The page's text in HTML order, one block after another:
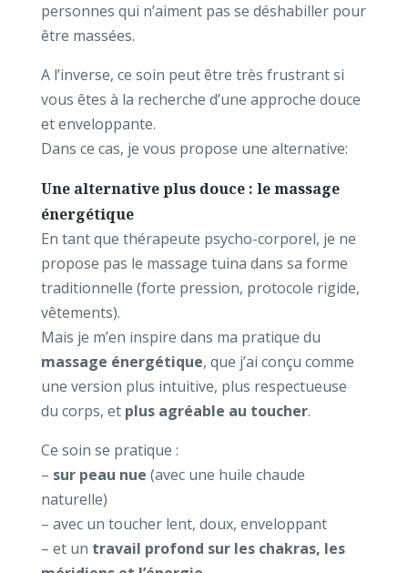
personnes qui n’aiment pas se déshabiller pour
être massées.
A l’inverse, ce soin peut être très frustrant si
vous êtes à la recherche d’une approche douce
et enveloppante.
Dans ce cas, je vous propose une alternative:
Une alternative plus douce : le massage
énergétique
En tant que thérapeute psycho-corporel, je ne
propose pas le massage tuina dans sa forme
traditionnelle (forte pression, protocole rigide,
vêtements).
Mais je m’en inspire dans ma pratique du
massage énergétique, que j’ai conçu comme
une version plus intuitive, plus respectueuse
du corps, et plus agréable au toucher.
Ce soin se pratique :
– sur peau nue (avec une huile chaude
naturelle)
– avec un toucher lent, doux, enveloppant
– et un travail profond sur les chakras, les